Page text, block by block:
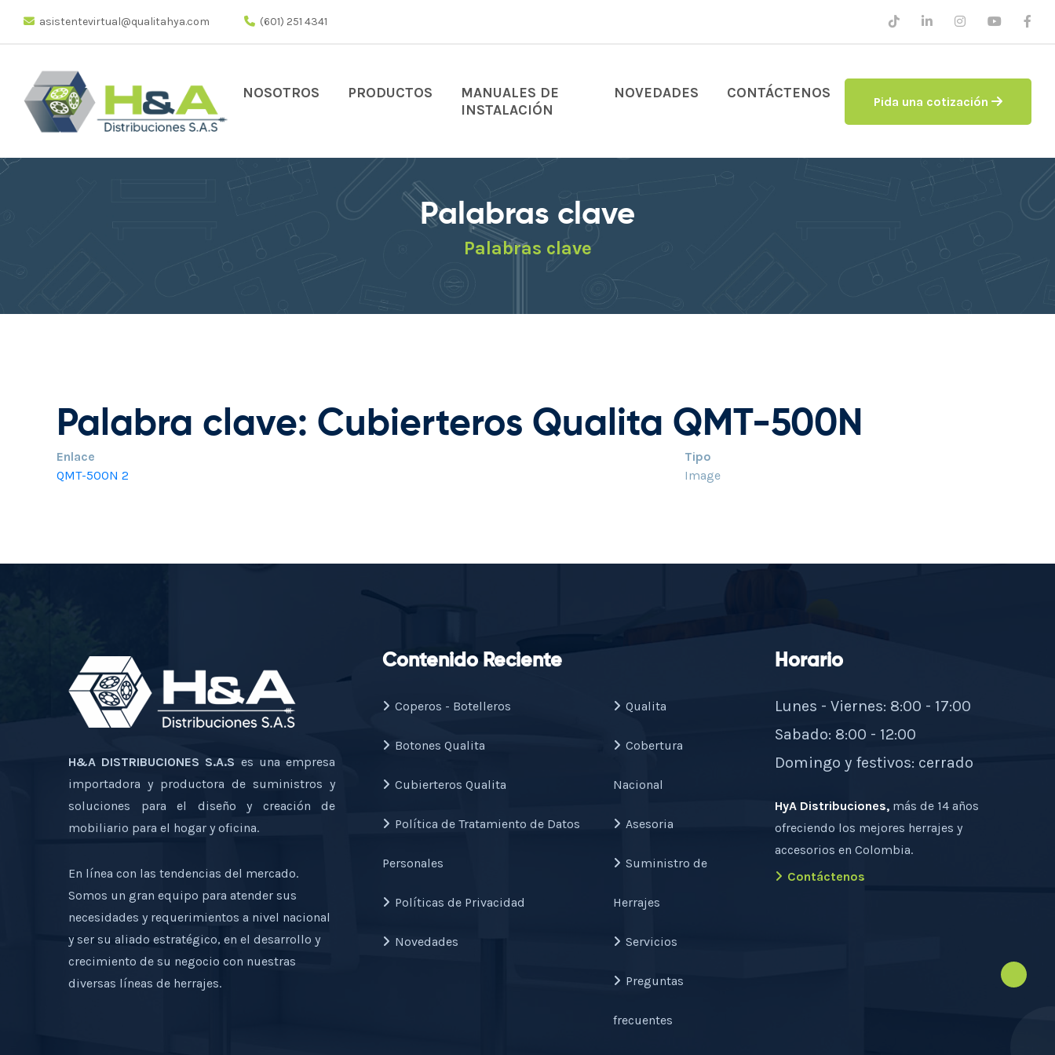
asistentevirtual@qualitahya.com (601) 251 4341
NOSOTROS PRODUCTOS
MANUALES DE
INSTALACIÓN
NOVEDADES CONTÁCTENOS Pida una cotización
Palabras clave
Palabras clave
Palabra clave: Cubierteros Qualita QMT-500N
Enlace
Tipo
QMT-500N 2
Image
H&A DISTRIBUCIONES S.A.S es una empresa
importadora y productora de suministros y
soluciones para el diseño y creación de
mobiliario para el hogar y oficina.
En línea con las tendencias del mercado.
Somos un gran equipo para atender sus
necesidades y requerimientos a nivel nacional
y ser su aliado estratégico, en el desarrollo y
crecimiento de su negocio con nuestras
diversas líneas de herrajes.
Contenido Reciente
Coperos - Botelleros
Botones Qualita
Cubierteros Qualita
Política de Tratamiento de Datos
Personales
Políticas de Privacidad
Novedades
Qualita
Cobertura
Nacional
Asesoria
Suministro de
Herrajes
Servicios
Preguntas
frecuentes
Horario
Lunes - Viernes: 8:00 - 17:00
Sabado: 8:00 - 12:00
Domingo y festivos: cerrado
HyA Distribuciones, más de 14 años
ofreciendo los mejores herrajes y
accesorios en Colombia.
Contáctenos